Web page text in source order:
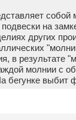
собой
на
других
в результате
молнии с
бегунке выбит